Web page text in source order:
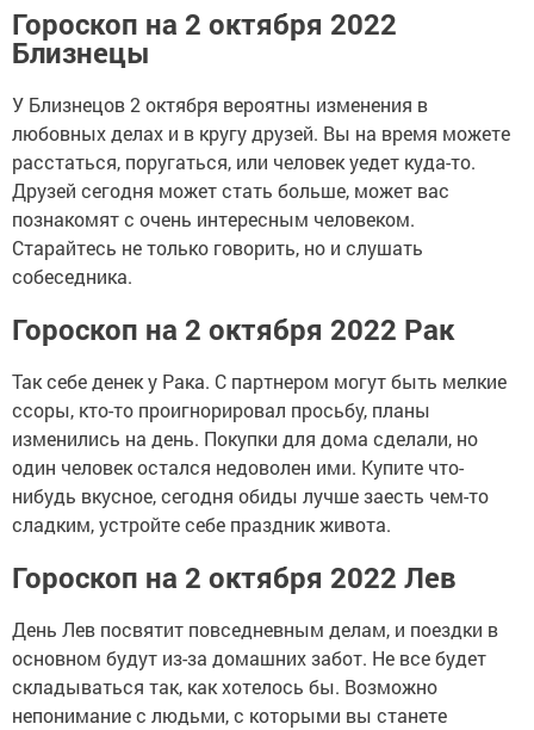
Гороскоп на 2 октября 2022
Близнецы
У Близнецов 2 октября вероятны изменения в
любовных делах и в кругу друзей. Вы на время можете
расстаться, поругаться, или человек уедет куда-то.
Друзей сегодня может стать больше, может вас
познакомят с очень интересным человеком.
Старайтесь не только говорить, но и слушать
собеседника.
Гороскоп на 2 октября 2022 Рак
Так себе денек у Рака. С партнером могут быть мелкие
ссоры, кто-то проигнорировал просьбу, планы
изменились на день. Покупки для дома сделали, но
один человек остался недоволен ими. Купите что-
нибудь вкусное, сегодня обиды лучше заесть чем-то
сладким, устройте себе праздник живота.
Гороскоп на 2 октября 2022 Лев
День Лев посвятит повседневным делам, и поездки в
основном будут из-за домашних забот. Не все будет
складываться так, как хотелось бы. Возможно
непонимание с людьми, с которыми вы станете